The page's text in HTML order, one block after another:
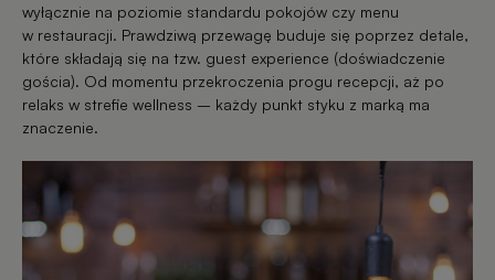
wyłącznie na poziomie standardu pokojów czy menu
w restauracji. Prawdziwą przewagę buduje się poprzez detale,
które składają się na tzw. guest experience (doświadczenie
gościa). Od momentu przekroczenia progu recepcji, aż po
relaks w strefie wellness – każdy punkt styku z marką ma
znaczenie.